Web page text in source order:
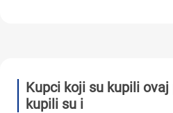
Kupci koji su kupili ovaj
kupili su i